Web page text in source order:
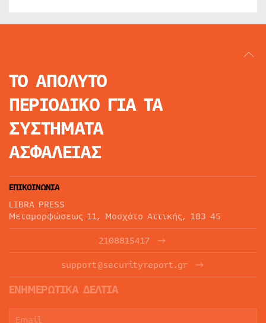
ΤΟ ΑΠΟΛΥΤΟ
ΠΕΡΙΟΔΙΚΟ ΓΙΑ ΤΑ
ΣΥΣΤΗΜΑΤΑ
ΑΣΦΑΛΕΙΑΣ
ΕΠΙΚΟΙΝΩΝΙΑ
LIBRA PRESS
Μεταμορφώσεως 11, Μοσχάτο Αττικής, 183 45
2108815417
support@securityreport.gr
ΕΝΗΜΕΡΩΤΙΚΑ ΔΕΛΤΙΑ